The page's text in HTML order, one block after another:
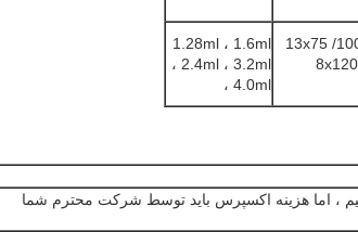
13x75 /
1.28ml ، 1.6ml
، 2.4ml ، 3.2ml
، 4.0ml
، اما هزینه اکسپرس باید توسط شرکت محترم شما